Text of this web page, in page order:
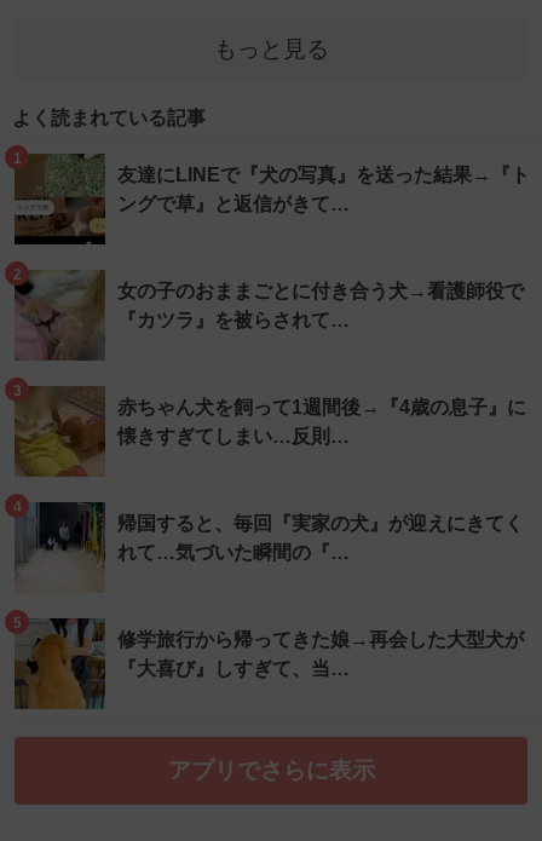
もっと見る
よく読まれている記事
1
友達にLINEで『犬の写真』を送った結果→『ト
ングで草』と返信がきて…
2
女の子のおままごとに付き合う犬→看護師役で
『カツラ』を被らされて…
3
赤ちゃん犬を飼って1週間後→『4歳の息子』に
懐きすぎてしまい…反則…
4
帰国すると、毎回『実家の犬』が迎えにきてく
れて…気づいた瞬間の『…
5
修学旅行から帰ってきた娘→再会した大型犬が
『大喜び』しすぎて、当…
アプリでさらに表示